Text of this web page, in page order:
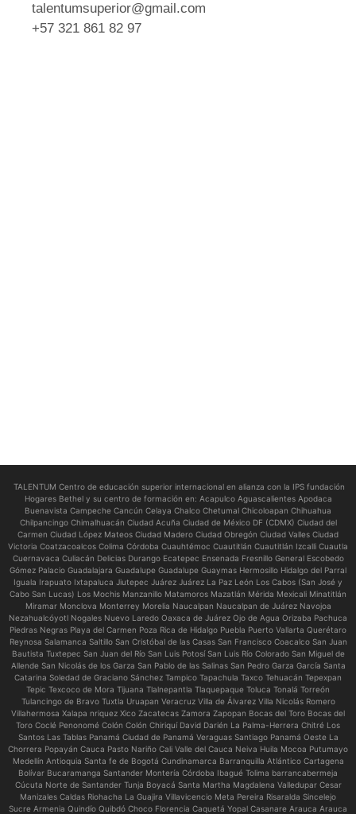
talentumsuperior@gmail.com
+57 321 861 82 97
TALENTUM Centro de educación superior internacional en alianza con la IPS fundación
Hogares Bethel y su centro de formación en: Acapulco Aguascalientes Apodaca
Buenavista Campeche Cancún Celaya Chalco Chetumal Chicoloapan Chihuahua
Chilpancingo Chimalhuacán Ciudad Acuña Ciudad de México DF (CDMX) Ciudad del
Carmen Ciudad López Mateos Ciudad Madero Ciudad Obregón Ciudad Valles Ciudad
Victoria Coatzacoalcos Colima Córdoba Cuauhtémoc Cuautitlán Cuautitlán Izcalli Cuautla
Cuernavaca Culiacán Delicias Durango Ecatepec Ensenada Fresnillo General Escobedo
Gómez Palacio Guadalajara Guadalupe Guadalupe Guaymas Hermosillo Hidalgo del Parral
Iguala Irapuato Ixtapaluca Jiutepec Juárez Juárez La Paz León Los Cabos (San José y
Cabo San Lucas) Los Mochis Manzanillo Matamoros Mazatlán Mérida Mexicali Minatitlán
Miramar Monclova Monterrey Morelia Naucalpan Naucalpan de Juárez Navojoa
Nezahualcóyotl Nogales Nuevo Laredo Oaxaca de Juárez Ojo de Agua Orizaba Pachuca
Piedras Negras Playa del Carmen Poza Rica de Hidalgo Puebla Puerto Vallarta Querétaro
Reynosa Salamanca Saltillo San Cristóbal de las Casas San Francisco Coacalco San Juan
Bautista Tuxtepec San Juan del Río San Luis Potosí San Luis Río Colorado San Miguel de
Allende San Nicolás de los Garza San Pablo de las Salinas San Pedro Garza García Santa
Catarina Soledad de Graciano Sánchez Tampico Tapachula Taxco Tehuacán Tepexpan
Tepic Texcoco de Mora Tijuana Tlalnepantla Tlaquepaque Toluca Tonalá Torreón
Tulancingo de Bravo Tuxtla Uruapan Veracruz Villa de Álvarez Villa Nicolás Romero
Villahermosa Xalapa nriquez Xico Zacatecas Zamora Zapopan Bocas del Toro Bocas del
Toro Coclé Penonomé Colón Colón Chiriquí David Darién La Palma-Herrera Chitré Los
Santos Las Tablas Panamá Ciudad de Panamá Veraguas Santiago Panamá Oeste La
Chorrera Popayán Cauca Pasto Nariño Cali Valle del Cauca Neiva Huila Mocoa Putumayo
Medellín Antioquia Santa fe de Bogotá Cundinamarca Barranquilla Atlántico Cartagena
Bolívar Bucaramanga Santander Montería Córdoba Ibagué Tolima barrancabermeja
Cúcuta Norte de Santander Tunja Boyacá Santa Martha Magdalena Valledupar Cesar
Manizales Caldas Riohacha La Guajira Villavicencio Meta Pereira Risaralda Sincelejo
Sucre Armenia Quindío Quibdó Choco Florencia Caquetá Yopal Casanare Arauca Arauca